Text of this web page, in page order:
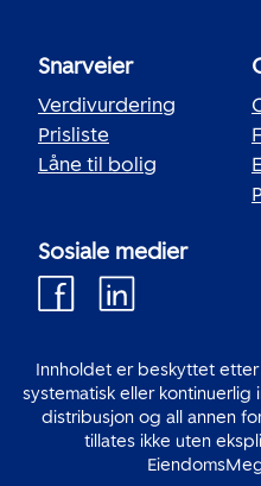
Snarveier
Verdivurdering
Prisliste
Låne til bolig
Sosiale medier
Innholdet er beskyttet
systematisk eller kontinuerlig
distribusjon og all annen
tillates ikke uten